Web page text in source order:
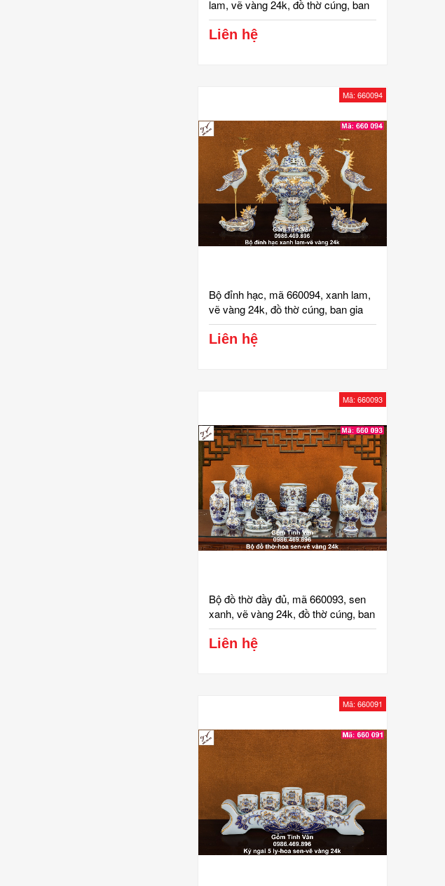
lam, vẽ vàng 24k, đồ thờ cúng, ban
gia tiên, tài địa, phật, ông táo, gốm
bát tràng, tinh vân
Liên hệ
Mã: 660094
Bộ đỉnh hạc, mã 660094, xanh lam,
vẽ vàng 24k, đồ thờ cúng, ban gia
tiên, tài địa, phật, ông táo, gốm bát
tràng, tinh vân
Liên hệ
Mã: 660093
Bộ đồ thờ đầy đủ, mã 660093, sen
xanh, vẽ vàng 24k, đồ thờ cúng, ban
gia tiên, tài địa, phật, ông táo, gốm
bát tràng, tinh vân
Liên hệ
Mã: 660091